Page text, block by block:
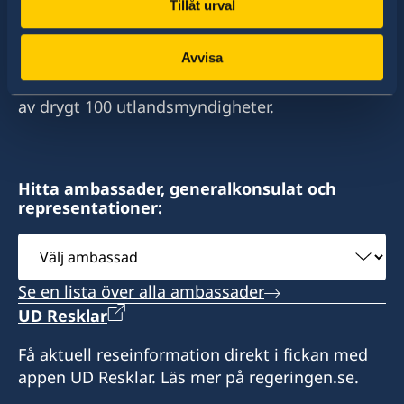
Tillåt urval
Avvisa
Sverige har diplomatiska förbindelser med i
stort sett alla stater i världen. I ungefär hälften
av dessa stater har Sverige ambassader och
konsulat. Sveriges utrikesrepresentation består
av drygt 100 utlandsmyndigheter.
Hitta ambassader, generalkonsulat och
representationer:
Välj
ambassad
Se en lista över alla ambassader
UD Resklar
Få aktuell reseinformation direkt i fickan med
appen UD Resklar. Läs mer på regeringen.se.